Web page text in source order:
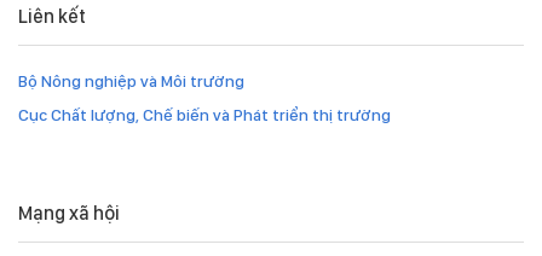
Liên kết
Bộ Nông nghiệp và Môi trường
Cục Chất lượng, Chế biến và Phát triển thị trường
Mạng xã hội